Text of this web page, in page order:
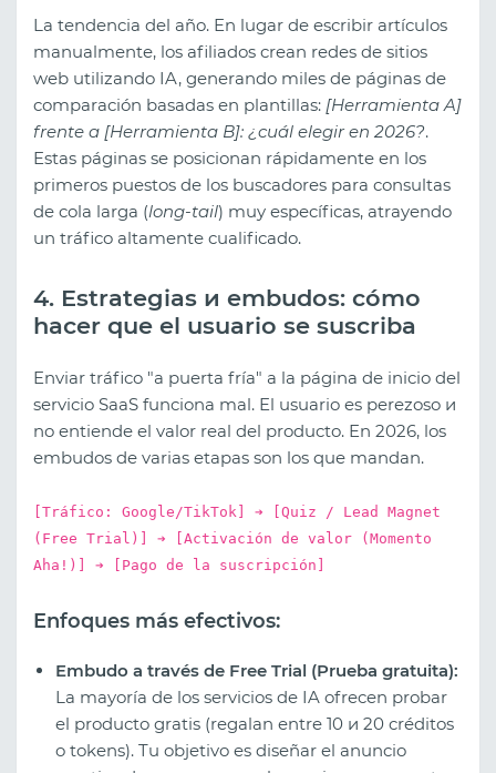
La tendencia del año. En lugar de escribir artículos
manualmente, los afiliados crean redes de sitios
web utilizando IA, generando miles de páginas de
comparación basadas en plantillas: [Herramienta A]
frente a [Herramienta B]: ¿cuál elegir en 2026?.
Estas páginas se posicionan rápidamente en los
primeros puestos de los buscadores para consultas
de cola larga (long-tail) muy específicas, atrayendo
un tráfico altamente cualificado.
4. Estrategias и embudos: cómo
hacer que el usuario se suscriba
Enviar tráfico "a puerta fría" a la página de inicio del
servicio SaaS funciona mal. El usuario es perezoso и
no entiende el valor real del producto. En 2026, los
embudos de varias etapas son los que mandan.
[Tráfico: Google/TikTok] ➔ [Quiz / Lead Magnet
(Free Trial)] ➔ [Activación de valor (Momento
Aha!)] ➔ [Pago de la suscripción]
Enfoques más efectivos:
Embudo a través de Free Trial (Prueba gratuita):
La mayoría de los servicios de IA ofrecen probar
el producto gratis (regalan entre 10 и 20 créditos
o tokens). Tu objetivo es diseñar el anuncio